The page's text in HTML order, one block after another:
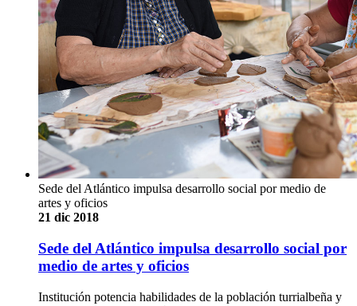
Sede del Atlántico impulsa desarrollo social por medio de
artes y oficios
21 dic 2018
Sede del Atlántico impulsa desarrollo social por
medio de artes y oficios
Institución potencia habilidades de la población turrialbeña y